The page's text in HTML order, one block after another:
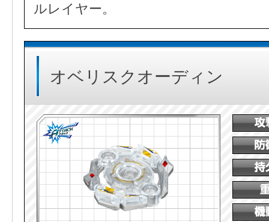
ルレイヤー。
オベリスクオーディン